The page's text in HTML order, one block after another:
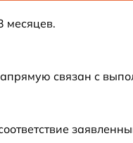
от 40 мин
месяцев.
связан с